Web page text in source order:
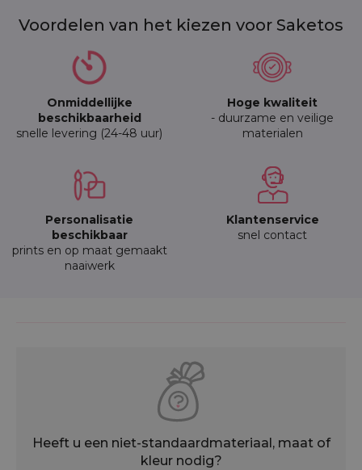
Voordelen van het kiezen voor Saketos
Onmiddellijke
beschikbaarheid
snelle levering (24-48 uur)
Hoge kwaliteit
- duurzame en veilige
materialen
Personalisatie
beschikbaar
prints en op maat gemaakt
naaiwerk
Klantenservice
snel contact
Heeft u een niet-standaardmateriaal, maat of
kleur nodig?